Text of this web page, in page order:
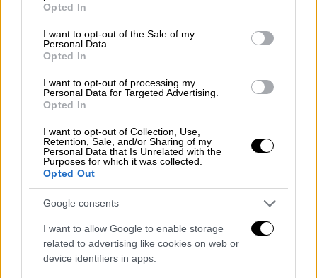
use your data for below specified purposes in below Google
consent section.
Opted In
I want to opt-out of the Sale of my
Personal Data.
Opted In
I want to opt-out of processing my
Personal Data for Targeted Advertising.
Opted In
I want to opt-out of Collection, Use,
Retention, Sale, and/or Sharing of my
Personal Data that Is Unrelated with the
Purposes for which it was collected.
Opted Out
Google consents
I want to allow Google to enable storage
related to advertising like cookies on web or
device identifiers in apps.
ΑΛΛΑ #TAGS
Τουρκία
μετανάστες
Γερμανία